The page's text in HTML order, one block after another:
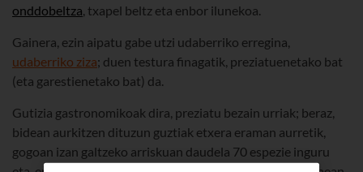
onddobeltza, txapel beltz eta enbor ilunekoa.
Gainera, ezin aipatu gabe utzi udaberriko erregina,
udaberriko ziza; duen testura finagatik, preziatuenetako bat
(eta garestienetako bat) da.
Gutizia gastronomikoak dira, preziatu bezain urriak; beraz,
bidean aurkitzen dituzun guztiak etxera eraman aurretik,
gogoan izan galtzeko arriskuan daudela 70 espezie inguru